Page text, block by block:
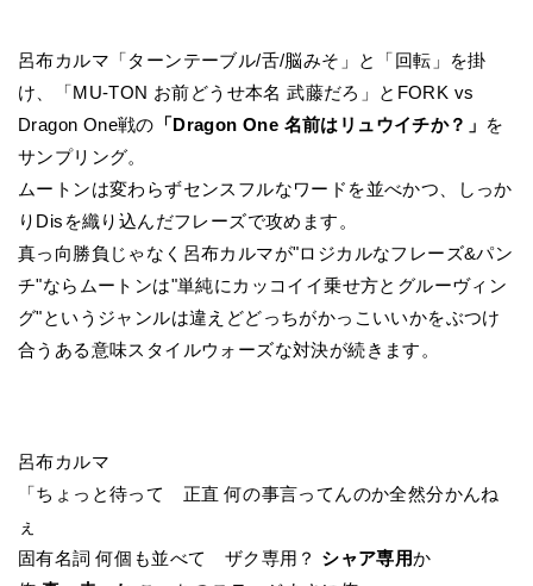
呂布カルマ「ターンテーブル/舌/脳みそ」と「回転」を掛
け、「MU-TON お前どうせ本名 武藤だろ」とFORK vs
Dragon One戦の 「Dragon One 名前はリュウイチか？」 を
サンプリング。
ムートンは変わらずセンスフルなワードを並べかつ、しっか
りDisを織り込んだフレーズで攻めます。
真っ向勝負じゃなく呂布カルマが"ロジカルなフレーズ&パン
チ"ならムートンは"単純にカッコイイ乗せ方とグルーヴィン
グ"というジャンルは違えどどっちがかっこいいかをぶつけ
合うある意味スタイルウォーズな対決が続きます。
呂布カルマ
「ちょっと待って 正直 何の事言ってんのか全然分かんね
ぇ
固有名詞 何個も並べて ザク専用？ シャア専用か